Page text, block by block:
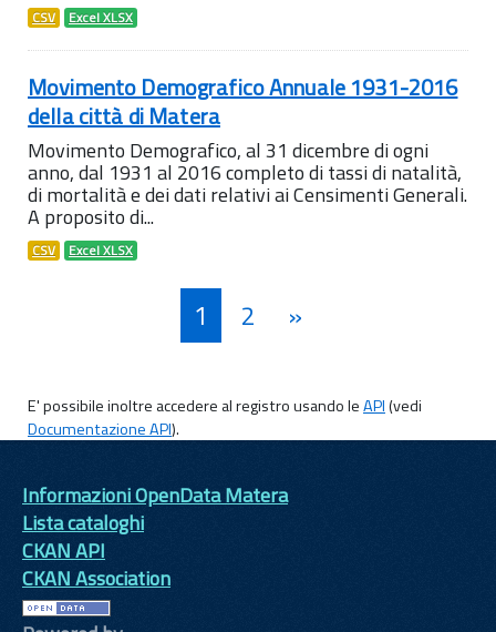
CSV Excel XLSX
Movimento Demografico Annuale 1931-2016
della città di Matera
Movimento Demografico, al 31 dicembre di ogni
anno, dal 1931 al 2016 completo di tassi di natalità,
di mortalità e dei dati relativi ai Censimenti Generali.
A proposito di...
CSV Excel XLSX
1 2 »
E' possibile inoltre accedere al registro usando leAPI(vedi
Documentazione API).
Informazioni OpenData Matera
Lista cataloghi
CKAN API
CKAN Association